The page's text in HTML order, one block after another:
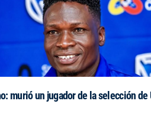
murió un jugador de la selección